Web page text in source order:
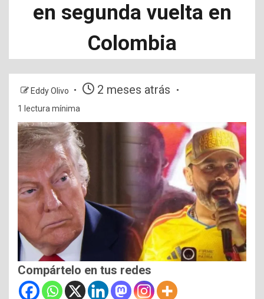
en segunda vuelta en
Colombia
Eddy Olivo 2 meses atrás
1 lectura mínima
Compártelo en tus redes